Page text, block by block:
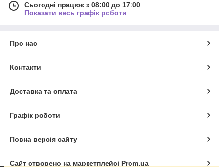
Сьогодні працює з 08:00 до 17:00
Показати весь графік роботи
Про нас
Контакти
Доставка та оплата
Графік роботи
Повна версія сайту
Сайт створено на маркетплейсі Prom.ua